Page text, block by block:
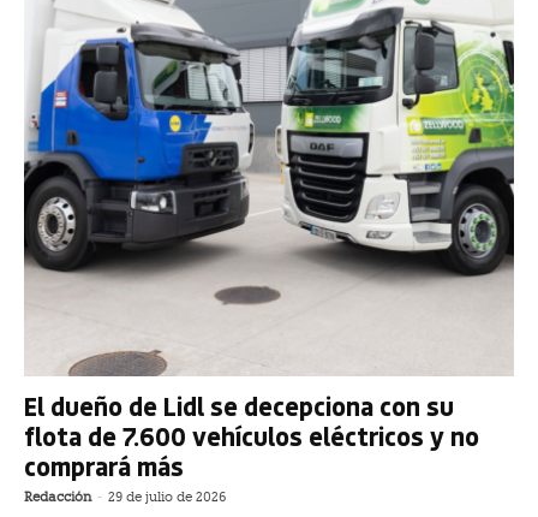
El dueño de Lidl se decepciona con su
flota de 7.600 vehículos eléctricos y no
comprará más
Redacción - 29 de julio de 2026